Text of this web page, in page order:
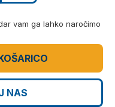
vam ga lahko naročimo
NAS